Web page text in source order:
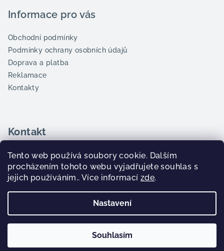
Tento web používá soubory cookie. Dalším
procházením tohoto webu vyjadřujete souhlas s
jejich používáním.. Více informací zde.
Nastavení
Souhlasím
Informace pro vás
Obchodní podmínky
Podmínky ochrany osobních údajů
Doprava a platba
Reklamace
Kontakty
Kontakt
info@goatcup.cz
+420 606 66 44 42
WhatsApp
Vytvořil Shoptet